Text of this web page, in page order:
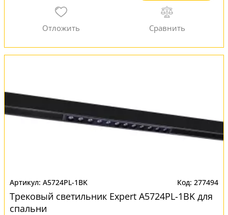
A5724PL-1BK 277494
Трековый светильник Expert A5724PL-1BK для
спальни